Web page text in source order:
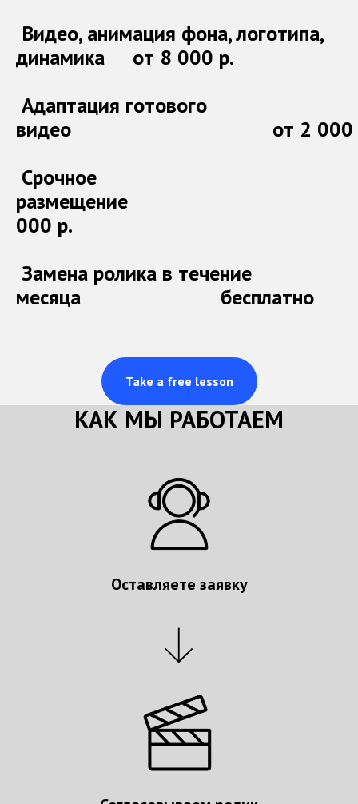
Видео, анимация фона, логотипа,
динамика от 8 000 р.
Адаптация готового
видео от 2 000
Срочное
000 р.
Замена ролика в течение
месяца бесплатно
Take a free lesson
КАК МЫ РАБОТАЕМ
Оставляете заявку